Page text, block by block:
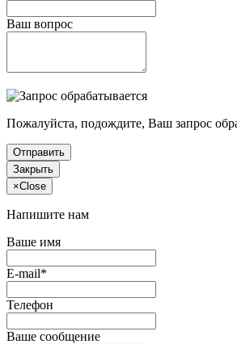
Ваш вопрос
Пожалуйста, подождите, Ваш запрос
Отправить
Закрыть
×Close
Напишите нам
Ваше имя
E-mail*
Телефон
Ваше сообщение